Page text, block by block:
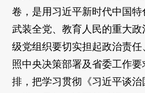
卷，是用习近平新时代中国特
武装全党、教育人民的重大
级党组织要切实担起政治责
照中央决策部署及省委工作
排，把学习贯彻《习近平谈